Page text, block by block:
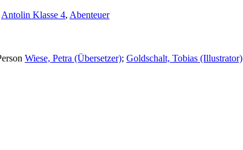
Antolin Klasse 4, Abenteuer
Wiese, Petra (Übersetzer); Goldschalt, Tobias (Illustrator)